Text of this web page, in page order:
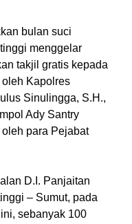
bulan suci
menggelar
takjil gratis kepada
Kapolres
Sinulingga, S.H.,
Ady Santry
para Pejabat
D.I. Panjaitan
– Sumut, pada
sebanyak 100